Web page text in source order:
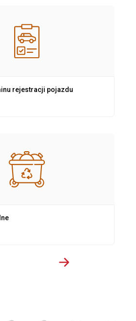
rejestracji pojazdu